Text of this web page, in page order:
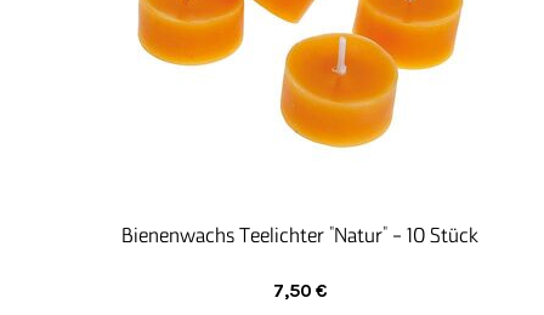
Hauswirtschaftsgruppe bestellt, abgefüllt, etikettiert
und die Bestellungen der Kundinnen und Kunden
zusammengestellt und versandfertig verpackt.
In unserer Schreinerei produzieren seit vielen
Jahren über 80 Menschen mit Behinderung
Bienenwachs Teelichter "Natur" - 10 Stück
7,50€